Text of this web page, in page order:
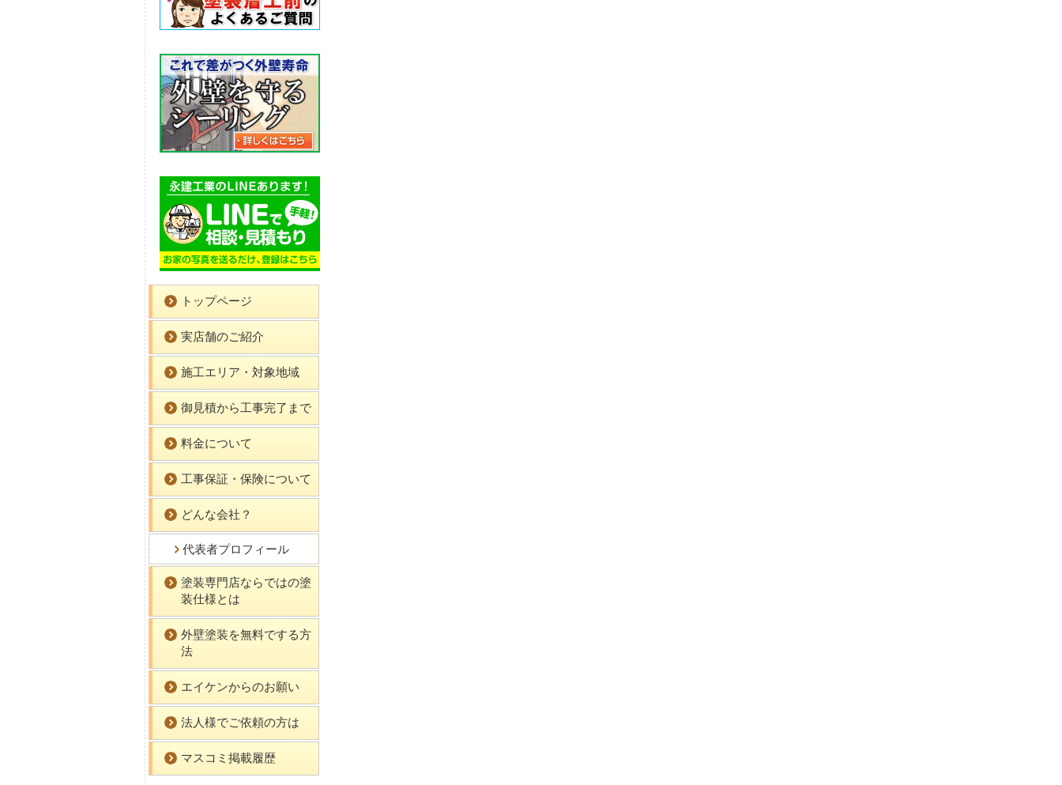
トップページ
実店舗のご紹介
施工エリア・対象地域
御見積から工事完了まで
料金について
工事保証・保険について
どんな会社？
代表者プロフィール
塗装専門店ならではの塗
装仕様とは
外壁塗装を無料でする方
法
エイケンからのお願い
法人様でご依頼の方は
マスコミ掲載履歴